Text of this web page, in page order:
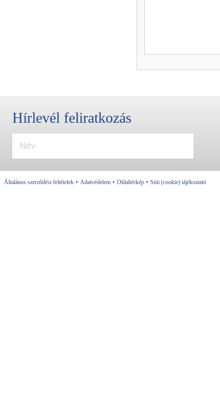
Hírlevél feliratkozás
Általános szerződési feltételek • Adatvédelem • Oldaltérkép • Süti (cookie) tájékoztató